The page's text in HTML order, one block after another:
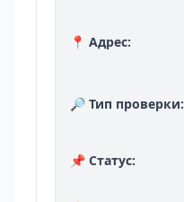
📍 Адрес:
🔎 Тип проверки:
📌 Статус: